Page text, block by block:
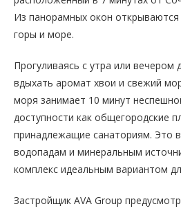
Из панорамных окон
горы и море.
Прогуливаясь с утра или вечером
вдыхать аромат хвои и свежий
моря занимает 10 минут
доступности как общегородские
принадлежащие санаториям. Это
водопадам и минеральным
комплекс идеальным вариантом
Застройщик AVA Group